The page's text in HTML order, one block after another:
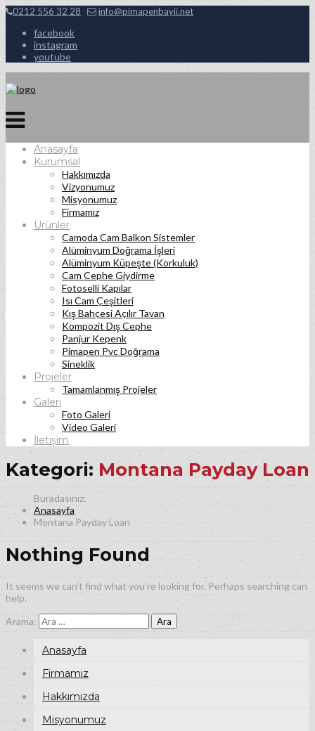
0212 556 32 28 info@pimapenbayii.net
facebook
instagram
youtube
Anasayfa
Kurumsal
Hakkımızda
Vizyonumuz
Misyonumuz
Firmamız
Ürünler
Camoda Cam Balkon Sistemler
Alüminyum Doğrama İşleri
Alüminyum Küpeşte (Korkuluk)
Cam Cephe Giydirme
Fotoselli Kapılar
Isı Cam Çeşitleri
Kış Bahçesi Açılır Tavan
Kompozit Dış Cephe
Panjur Kepenk
Pimapen Pvc Doğrama
Sineklik
Projeler
Tamamlanmış Projeler
Galeri
Foto Galeri
Video Galeri
İletişim
Kategori: Montana Payday Loan
Anasayfa
Montana Payday Loan
Nothing Found
It seems we can’t find what you’re looking for. Perhaps searching can
help.
Arama:
Anasayfa
Firmamız
Hakkımızda
Misyonumuz